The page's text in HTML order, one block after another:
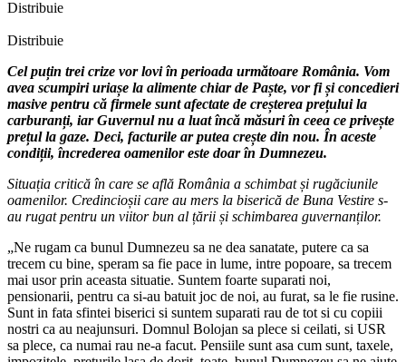
Distribuie
Distribuie
Cel puțin trei crize vor lovi în perioada următoare România. Vom
avea scumpiri uriașe la alimente chiar de Paște, vor fi și concedieri
masive pentru că firmele sunt afectate de creșterea prețului la
carburanți, iar Guvernul nu a luat încă măsuri în ceea ce privește
prețul la gaze. Deci, facturile ar putea crește din nou. În aceste
condiții, încrederea oamenilor este doar în Dumnezeu.
Situația critică în care se află România a schimbat și rugăciunile
oamenilor. Credincioșii care au mers la biserică de Buna Vestire s-
au rugat pentru un viitor bun al țării și schimbarea guvernanților.
„Ne rugam ca bunul Dumnezeu sa ne dea sanatate, putere ca sa
trecem cu bine, speram sa fie pace in lume, intre popoare, sa trecem
mai usor prin aceasta situatie. Suntem foarte suparati noi,
pensionarii, pentru ca si-au batuit joc de noi, au furat, sa le fie rusine.
Sunt in fata sfintei biserici si suntem suparati rau de tot si cu copiii
nostri ca au neajunsuri. Domnul Bolojan sa plece si ceilati, si USR
sa plece, ca numai rau ne-a facut. Pensiile sunt asa cum sunt, taxele,